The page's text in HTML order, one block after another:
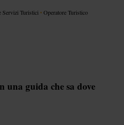
Servizi Turistici •Operatore Turistico
una guida che sa dove